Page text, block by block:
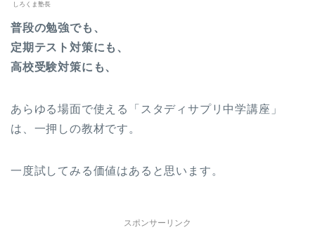
しろくま塾長
普段の勉強でも、
定期テスト対策にも、
高校受験対策にも、
あらゆる場面で使える「スタディサプリ中学講座」
は、一押しの教材です。
一度試してみる価値はあると思います。
スポンサーリンク